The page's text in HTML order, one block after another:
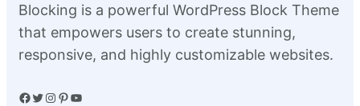
Blocking is a powerful WordPress Block Theme
that empowers users to create stunning,
responsive, and highly customizable websites.
Facebook Twitter Instagram Pinterest YouTube